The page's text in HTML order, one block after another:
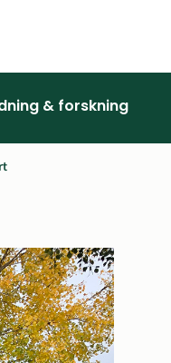
& forskning